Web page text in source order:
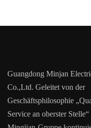
Guangdong Minjan
Co.,Ltd. Geleitet von der
Geschäftsphilosophie
Service an oberster